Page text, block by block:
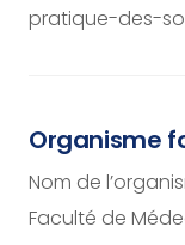
pratique-des-
Organisme
Nom de
Faculté de